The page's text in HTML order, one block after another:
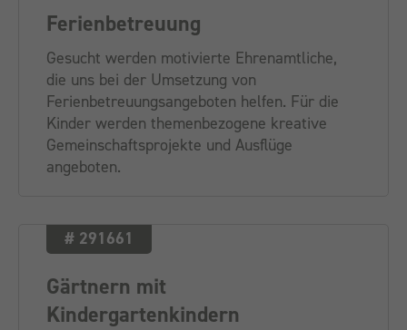
Ferienbetreuung
Gesucht werden motivierte Ehrenamtliche,
die uns bei der Umsetzung von
Ferienbetreuungsangeboten helfen. Für die
Kinder werden themenbezogene kreative
Gemeinschaftsprojekte und Ausflüge
angeboten.
# 291661
Gärtnern mit
Kindergartenkindern